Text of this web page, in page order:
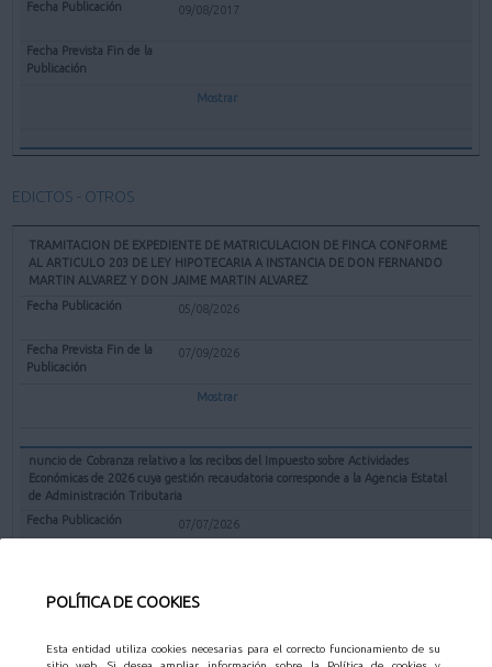
POLÍTICA DE COOKIES
Esta entidad utiliza cookies necesarias para el correcto funcionamiento de su
09/08/2017
Mostrar
EDICTOS - OTROS
TRAMITACION DE EXPEDIENTE DE MATRICULACION DE FINCA CONFORME
AL ARTICULO 203 DE LEY HIPOTECARIA A INSTANCIA DE DON FERNANDO
MARTIN ALVAREZ Y DON JAIME MARTIN ALVAREZ
05/08/2026
07/09/2026
Mostrar
nuncio de Cobranza relativo a los recibos del Impuesto sobre Actividades
Económicas de 2026 cuya gestión recaudatoria corresponde a la Agencia Estatal
de Administración Tributaria
07/07/2026
Mostrar